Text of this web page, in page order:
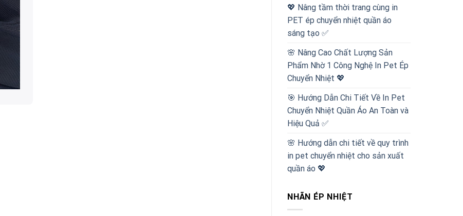
💖 Nâng tầm thời trang cùng in
PET ép chuyển nhiệt quần áo
sáng tạo ✅
🌸 Nâng Cao Chất Lượng Sản
Phẩm Nhờ 1 Công Nghệ In Pet Ép
Chuyển Nhiệt 💖
🎯 Hướng Dẫn Chi Tiết Về In Pet
Chuyển Nhiệt Quần Áo An Toàn và
Hiệu Quả ✅
🌸 Hướng dẫn chi tiết về quy trình
in pet chuyển nhiệt cho sản xuất
quần áo 💖
NHÃN ÉP NHIỆT